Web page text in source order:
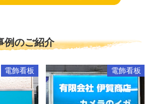
例のご紹介
電飾看板 電飾看板